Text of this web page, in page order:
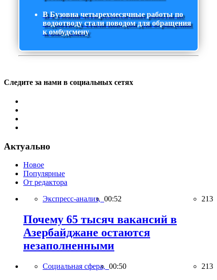
В Бузовна четырехмесячные работы по
водоотводу стали поводом для обращения
к омбудсмену
Следите за нами в социальных сетях
Актуально
Новое
Популярные
От редактора
Экспресс-анализ, 00:52 213
Почему 65 тысяч вакансий в
Азербайджане остаются
незаполненными
Социальная сфера, 00:50 213